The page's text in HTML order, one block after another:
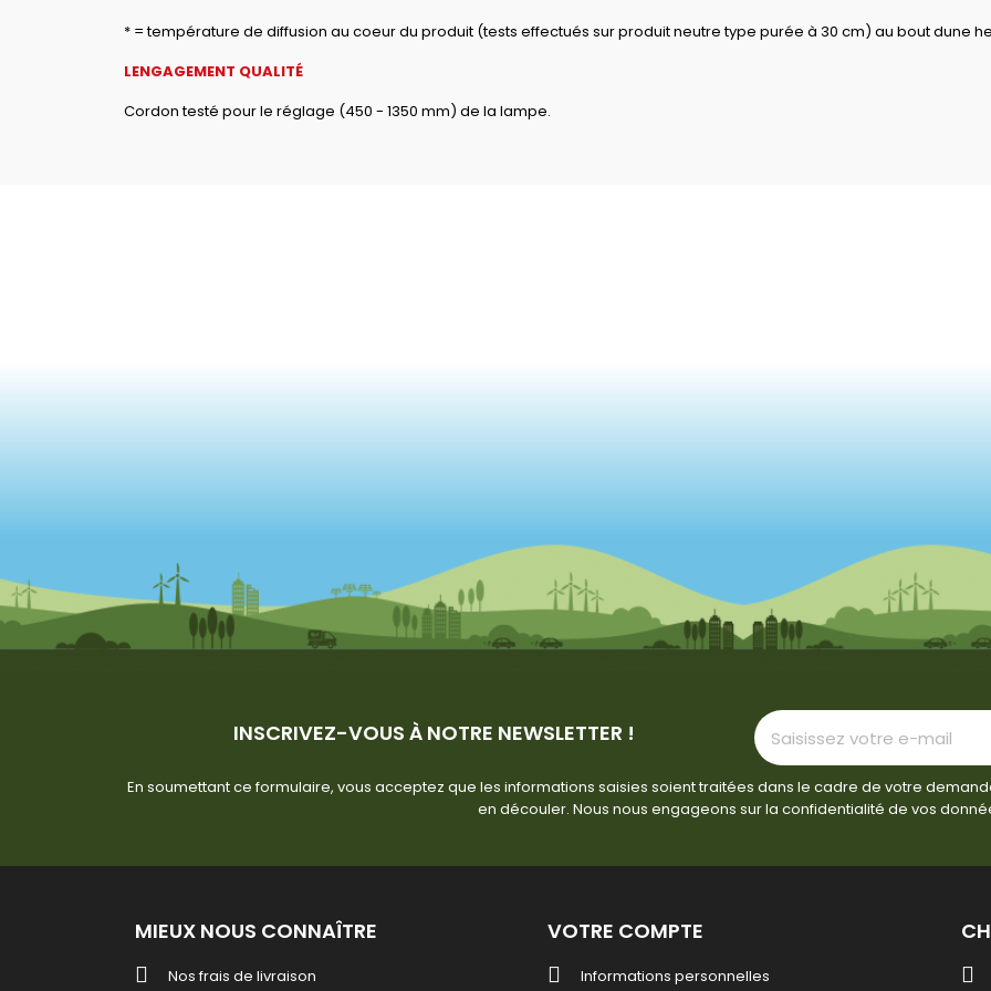
* = température de diffusion au coeur du produit (tests effectués sur produit neutre type purée à 30 cm) au bout dune
LENGAGEMENT QUALITÉ
Cordon testé pour le réglage (450 - 1350 mm) de la lampe.
INSCRIVEZ-VOUS À NOTRE NEWSLETTER !
En soumettant ce formulaire, vous acceptez que les informations saisies soient traitées dans le cadre de votre
en découler. Nous nous engageons sur la confidentialité de vos
MIEUX NOUS CONNAÎTRE
Nos frais de livraison
VOTRE COMPTE
Informations personnelles